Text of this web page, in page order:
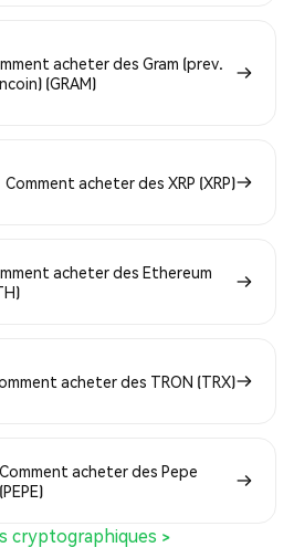
acheter des Gram (prev.
(GRAM)
Comment acheter des XRP (XRP)
acheter des Ethereum
acheter des TRON (TRX)
Comment acheter des Pepe
(PEPE)
cryptographiques >